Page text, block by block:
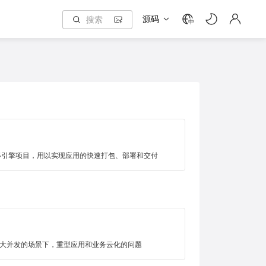
源码 中
擎项目，用以实现应用的快速打包、部署和交付
并发的场景下，重型应用和业务云化的问题